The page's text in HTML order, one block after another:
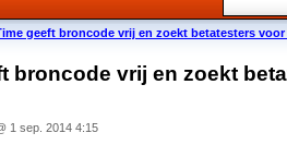
geeft broncode vrij en zoekt betatesters voor
broncode vrij en zoekt
1 sep. 2014 4:15